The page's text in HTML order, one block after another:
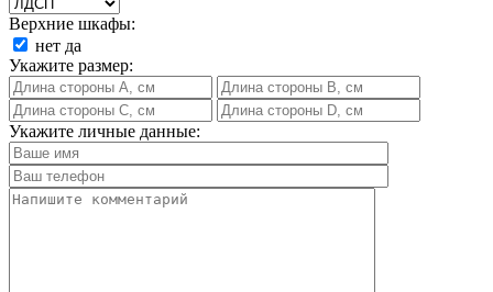
Верхние шкафы:
нет да
Укажите размер:
Укажите личные данные: